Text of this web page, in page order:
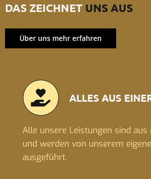
DAS ZEICHNET UNS AUS
Über uns mehr erfahren
ALLES AUS
Alle unsere Leistungen sind aus
und werden von unserem
ausgeführt.